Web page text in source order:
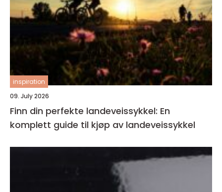
inspiration
09. July 2026
Finn din perfekte landeveissykkel: En
komplett guide til kjøp av landeveissykkel